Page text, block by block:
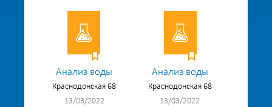
Анализ воды
Краснодонская 68
13/03/2022
Анализ воды
Краснодонская 68
13/03/2022